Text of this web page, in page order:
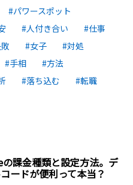
パワースポット
人付き合い
仕事
女子
対処
手相
方法
落ち込む
転職
課金種類と設定方法。デ
ードが便利って本当？